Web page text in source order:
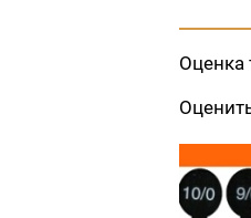
Оценка